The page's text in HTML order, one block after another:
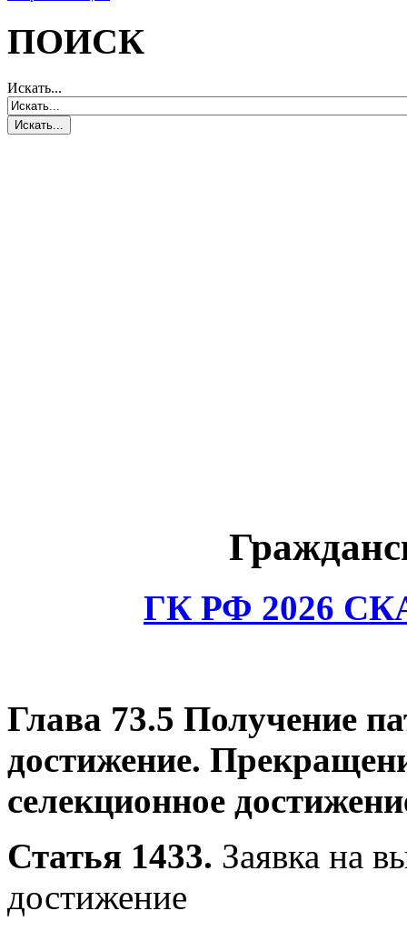
ПОИСК
Искать...
ГК РФ 2026
Глава 73.5 Получение
достижение.
селекционное
Статья 1433. Заявка на
достижение